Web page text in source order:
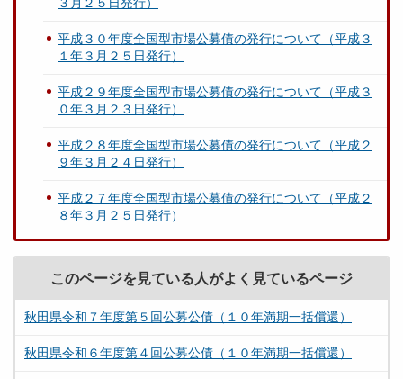
平成３０年度全国型市場公募債の発行について（平成３
１年３月２５日発行）
平成２９年度全国型市場公募債の発行について（平成３
０年３月２３日発行）
平成２８年度全国型市場公募債の発行について（平成２
９年３月２４日発行）
平成２７年度全国型市場公募債の発行について（平成２
８年３月２５日発行）
このページを見ている人がよく見ているページ
秋田県令和７年度第５回公募公債（１０年満期一括償還）
秋田県令和６年度第４回公募公債（１０年満期一括償還）